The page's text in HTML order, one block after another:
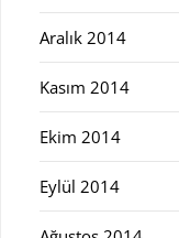
Aralık 2014
Kasım 2014
Ekim 2014
Eylül 2014